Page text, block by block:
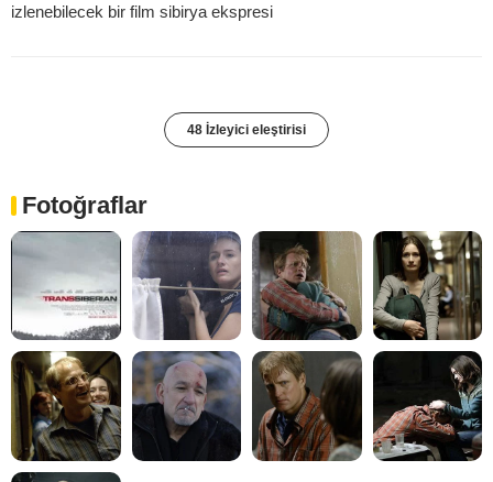
izlenebilecek bir film sibirya ekspresi
48 İzleyici eleştirisi
Fotoğraflar